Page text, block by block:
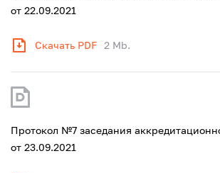
от 22.09.2021
Скачать PDF 2 Mb.
Протокол №7 заседания
от 23.09.2021